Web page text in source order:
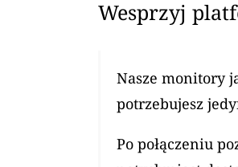
Wesprzyj
Nasze monitory
potrzebujesz
Po połączeniu